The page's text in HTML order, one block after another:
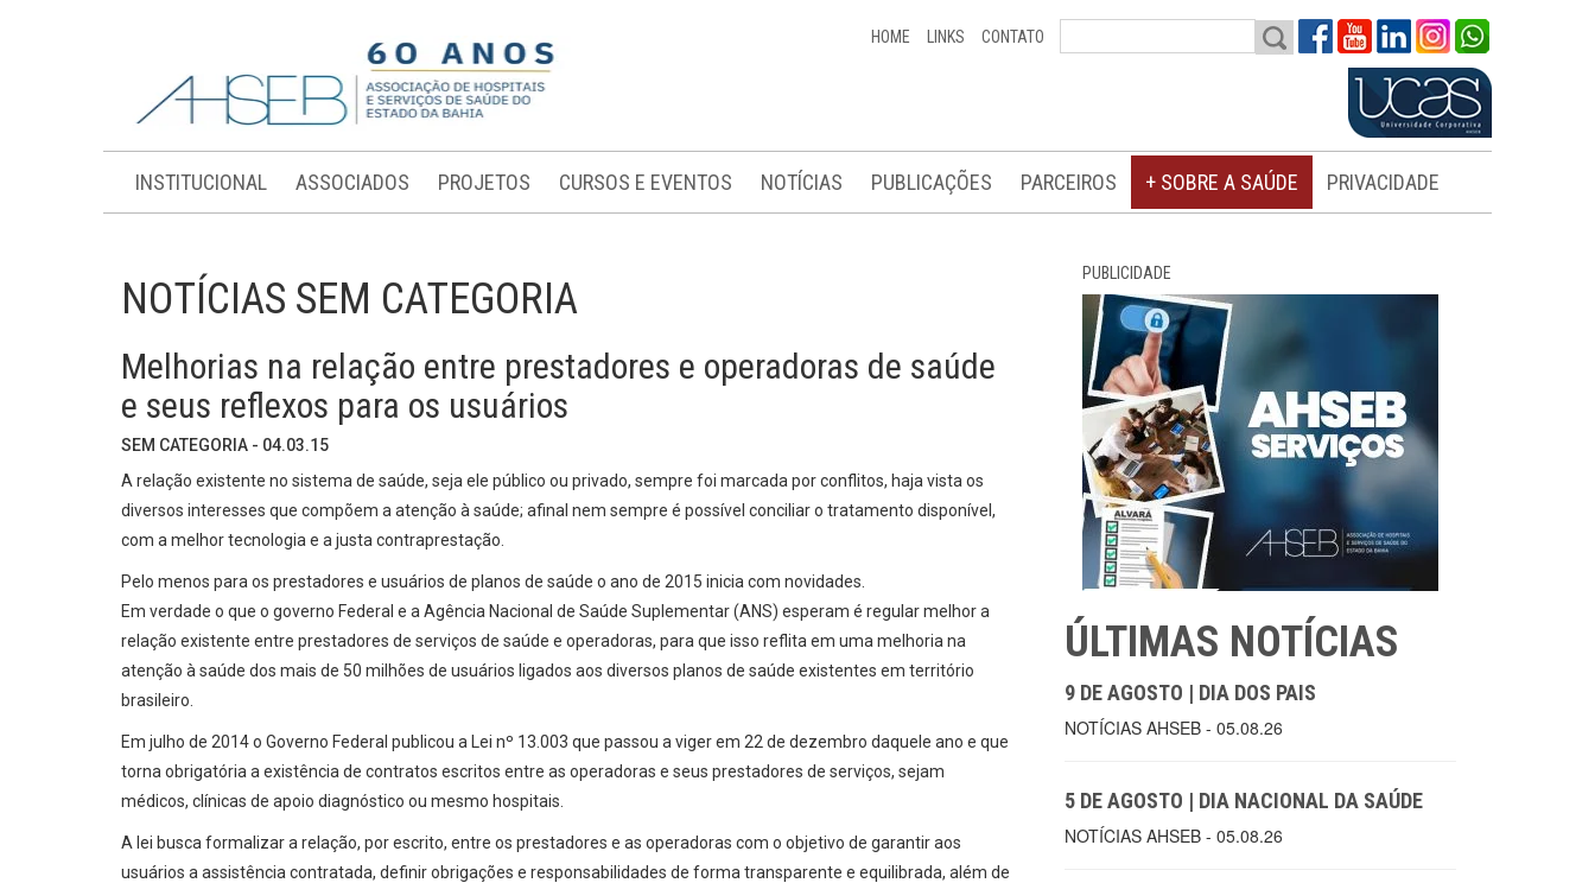
HOME LINKS CONTATO
INSTITUCIONAL ASSOCIADOS PROJETOS CURSOS E EVENTOS NOTÍCIAS PUBLICAÇÕES PARCEIROS + SOBRE A SAÚDE PRIVACIDADE
NOTÍCIAS SEM CATEGORIA
Melhorias na relação entre prestadores e operadoras de saúde
e seus reflexos para os usuários
SEM CATEGORIA - 04.03.15
A relação existente no sistema de saúde, seja ele público ou privado, sempre foi marcada por conflitos, haja vista os
diversos interesses que compõem a atenção à saúde; afinal nem sempre é possível conciliar o tratamento disponível,
com a melhor tecnologia e a justa contraprestação.
Pelo menos para os prestadores e usuários de planos de saúde o ano de 2015 inicia com novidades.
Em verdade o que o governo Federal e a Agência Nacional de Saúde Suplementar (ANS) esperam é regular melhor a
relação existente entre prestadores de serviços de saúde e operadoras, para que isso reflita em uma melhoria na
atenção à saúde dos mais de 50 milhões de usuários ligados aos diversos planos de saúde existentes em território
brasileiro.
Em julho de 2014 o Governo Federal publicou a Lei nº 13.003 que passou a viger em 22 de dezembro daquele ano e que
torna obrigatória a existência de contratos escritos entre as operadoras e seus prestadores de serviços, sejam
médicos, clínicas de apoio diagnóstico ou mesmo hospitais.
A lei busca formalizar a relação, por escrito, entre os prestadores e as operadoras com o objetivo de garantir aos
usuários a assistência contratada, definir obrigações e responsabilidades de forma transparente e equilibrada, além de
PUBLICIDADE
ÚLTIMAS NOTÍCIAS
9 DE AGOSTO | DIA DOS PAIS
NOTÍCIAS AHSEB - 05.08.26
5 DE AGOSTO | DIA NACIONAL DA SAÚDE
NOTÍCIAS AHSEB - 05.08.26